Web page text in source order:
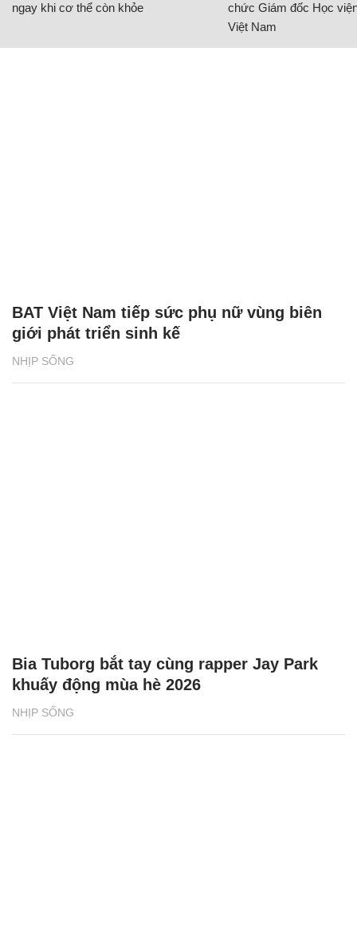
ngay khi cơ thể còn khỏe
chức Giám đốc Học
Việt Nam
NHỊP SỐNG
BAT Việt Nam tiếp sức phụ nữ vùng biên
giới phát triển sinh kế
NHỊP SỐNG
Bia Tuborg bắt tay cùng rapper Jay Park
khuấy động mùa hè 2026